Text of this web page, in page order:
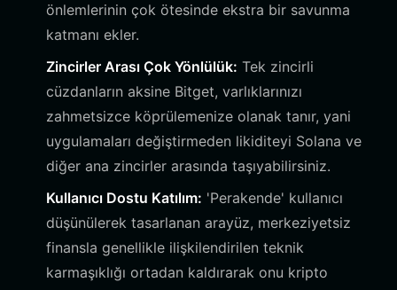
önlemlerinin çok ötesinde ekstra bir savunma
katmanı ekler.
Zincirler Arası Çok Yönlülük: Tek zincirli
cüzdanların aksine Bitget, varlıklarınızı
zahmetsizce köprülemenize olanak tanır, yani
uygulamaları değiştirmeden likiditeyi Solana ve
diğer ana zincirler arasında taşıyabilirsiniz.
Kullanıcı Dostu Katılım: 'Perakende' kullanıcı
düşünülerek tasarlanan arayüz, merkeziyetsiz
finansla genellikle ilişkilendirilen teknik
karmaşıklığı ortadan kaldırarak onu kripto